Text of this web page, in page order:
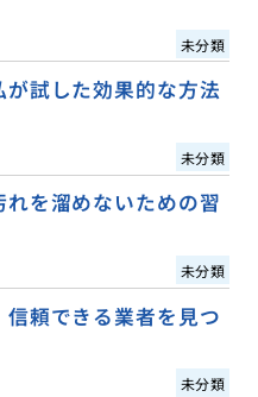
未分類
試した効果的な方法
未分類
を溜めないための習
未分類
頼できる業者を見つ
未分類